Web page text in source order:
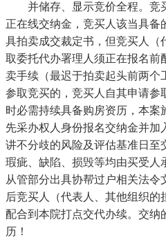
并储存、显示竞价全程。竞
正在线交纳金，竞买人该当具备
具拍卖成交裁定书，但竞买人（
取委托代办署理人须正在报名前
卖手续（最迟于拍卖起头前两个
参取竞买的，竞买人自其申请参
时必需持续具备购房资历，本
先采办权人身份报名交纳金并
讲不分歧的风险及评估基准日至
瑕疵、缺陷、损毁等均由买受人
从管部分出具协帮过户相关法
后竞买人（代表人、其他组织的
配合到本院打点交代办续。交纳
历！